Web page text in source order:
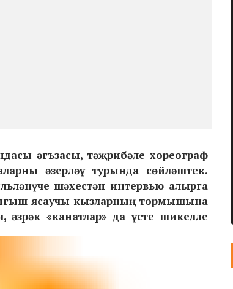
әгъзасы, тәҗрибәле хореограф
әзерләү турында сөйләштек.
шәхестән интервью алырга
ясаучы кызларның тормышына
«канатлар» да үсте шикелле